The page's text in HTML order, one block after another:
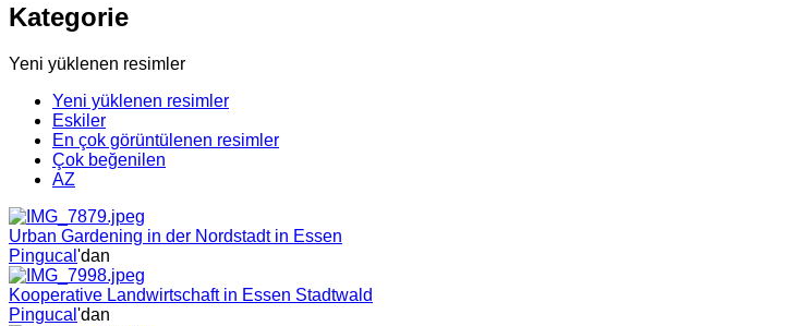
Kategorie
Yeni yüklenen resimler
Yeni yüklenen resimler
Eskiler
En çok görüntülenen resimler
Çok beğenilen
AZ
Urban Gardening in der Nordstadt in Essen
Pingucal 'dan
Kooperative Landwirtschaft in Essen Stadtwald
Pingucal 'dan